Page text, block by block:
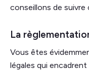
conseillons de suivre
La
Vous êtes
légales qui